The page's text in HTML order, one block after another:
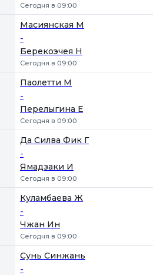
Сегодня в 09:00
Масиянская М
-
Берекоэчея Н
Сегодня в 09:00
Паолетти М
-
Перелыгина Е
Сегодня в 09:00
Да Силва Фик Г
-
Ямадзаки И
Сегодня в 09:00
Куламбаева Ж
-
Чжан Ин
Сегодня в 09:00
Сунь Синжань
-